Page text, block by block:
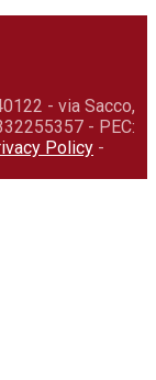
- via Sacco,
- PEC:
Policy -